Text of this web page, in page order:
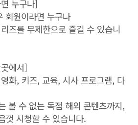
누구나]
회원이라면 누구나
즈를 무제한으로 즐길 수 있습니
에서]
화, 키즈, 교육, 시사 프로그램, 다
볼 수 없는 독점 해외 콘텐츠까지,
껏 시청할 수 있습니다.